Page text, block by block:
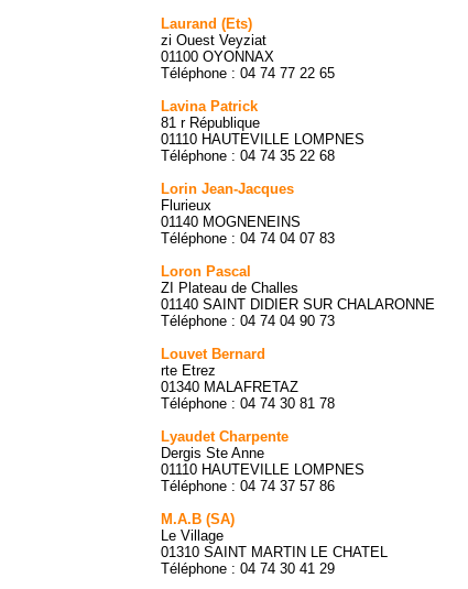
Laurand (Ets)
zi Ouest Veyziat
01100 OYONNAX
Téléphone : 04 74 77 22 65
Lavina Patrick
81 r République
01110 HAUTEVILLE LOMPNES
Téléphone : 04 74 35 22 68
Lorin Jean-Jacques
Flurieux
01140 MOGNENEINS
Téléphone : 04 74 04 07 83
Loron Pascal
ZI Plateau de Challes
01140 SAINT DIDIER SUR CHALARONNE
Téléphone : 04 74 04 90 73
Louvet Bernard
rte Etrez
01340 MALAFRETAZ
Téléphone : 04 74 30 81 78
Lyaudet Charpente
Dergis Ste Anne
01110 HAUTEVILLE LOMPNES
Téléphone : 04 74 37 57 86
M.A.B (SA)
Le Village
01310 SAINT MARTIN LE CHATEL
Téléphone : 04 74 30 41 29